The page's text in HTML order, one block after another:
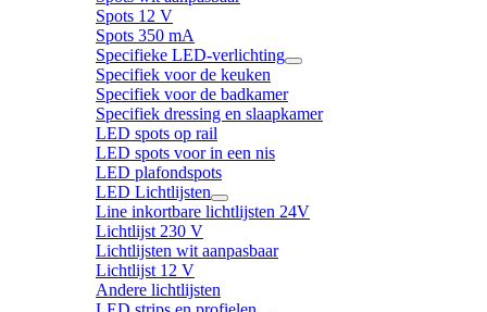
Spots 12 V
Spots 350 mA
Specifieke LED-verlichting
Specifiek voor de keuken
Specifiek voor de badkamer
Specifiek dressing en slaapkamer
LED spots op rail
LED spots voor in een nis
LED plafondspots
LED Lichtlijsten
Line inkortbare lichtlijsten 24V
Lichtlijst 230 V
Lichtlijsten wit aanpasbaar
Lichtlijst 12 V
Andere lichtlijsten